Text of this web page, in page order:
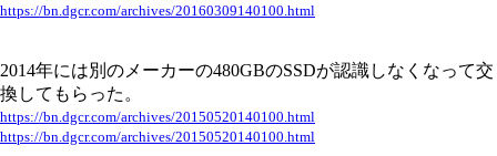
https://bn.dgcr.com/archives/20160309140100.html
2014年には別のメーカーの480GBのSSDが認識しなくなって交
換してもらった。
https://bn.dgcr.com/archives/20150520140100.html
https://bn.dgcr.com/archives/20150520140100.html